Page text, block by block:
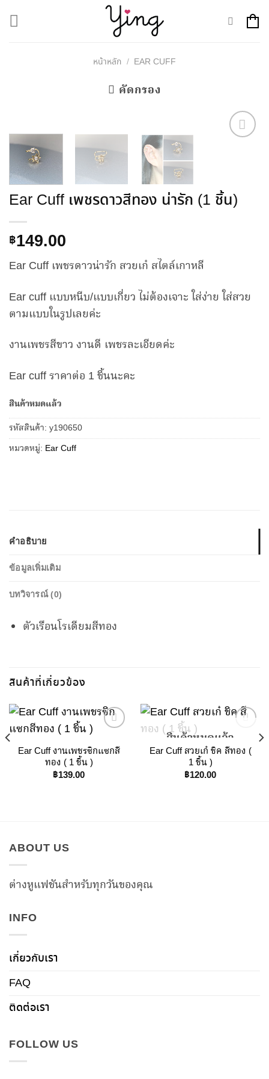
หน้าหลัก / EAR CUFF
คัดกรอง
Ear Cuff เพชรดาวสีทอง น่ารัก (1 ชิ้น)
฿149.00
Ear Cuff เพชรดาวน่ารัก สวยเก๋ สไตล์เกาหลี
Ear cuff แบบหนีบ/แบบเกี่ยว ไม่ต้องเจาะ ใส่ง่าย ใส่สวย
ตามแบบในรูปเลยค่ะ
งานเพชรสีขาว งานดี เพชรละเอียดค่ะ
Ear cuff ราคาต่อ 1 ชิ้นนะคะ
สินค้าหมดแล้ว
รหัสสินค้า: y190650
หมวดหมู่: Ear Cuff
คำอธิบาย
ข้อมูลเพิ่มเติม
บทวิจารณ์ (0)
ตัวเรือนโรเดียมสีทอง
สินค้าที่เกี่ยวข้อง
Ear Cuff งานเพชรซิกแซกสี
ทอง ( 1 ชิ้น )
฿139.00
Add to
สินค้าหมดแล้ว
Ear Cuff สวยเก๋ ชิค สีทอง (
1 ชิ้น )
฿120.00
ABOUT US
ต่างหูแฟชันสำหรับทุกวันของคุณ
INFO
เกี่ยวกับเรา
FAQ
ติดต่อเรา
FOLLOW US